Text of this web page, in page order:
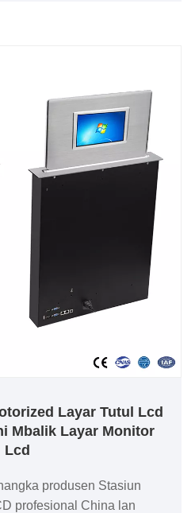
kanthi untune
nambah kacepetan
njamin operasi mesin
Layar Tutul Lcd
Mbalik Layar Monitor
Lcd
produsen Stasiun
profesional China lan